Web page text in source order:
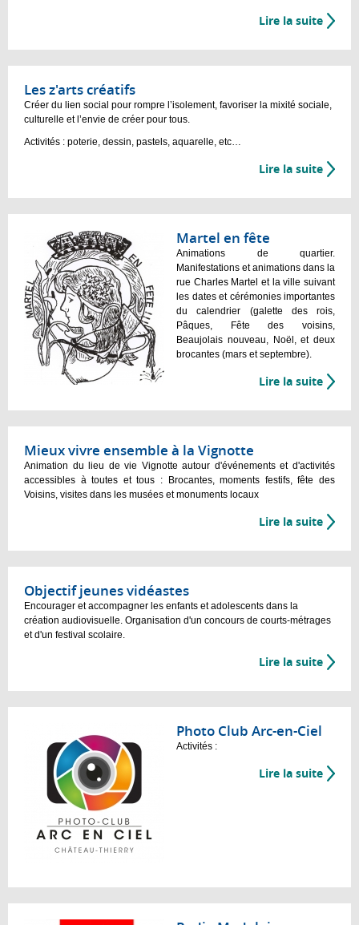
Lire la suite
Les z'arts créatifs
Créer du lien social pour rompre l’isolement, favoriser la mixité sociale,
culturelle et l’envie de créer pour tous.
Activités : poterie, dessin, pastels, aquarelle, etc…
Lire la suite
Martel en fête
Animations de quartier.
Manifestations et animations dans la
rue Charles Martel et la ville suivant
les dates et cérémonies importantes
du calendrier (galette des rois,
Pâques, Fête des voisins,
Beaujolais nouveau, Noël, et deux
brocantes (mars et septembre).
Lire la suite
Mieux vivre ensemble à la Vignotte
Animation du lieu de vie Vignotte autour d'événements et d'activités
accessibles à toutes et tous : Brocantes, moments festifs, fête des
Voisins, visites dans les musées et monuments locaux
Lire la suite
Objectif jeunes vidéastes
Encourager et accompagner les enfants et adolescents dans la
création audiovisuelle. Organisation d'un concours de courts-métrages
et d'un festival scolaire.
Lire la suite
Photo Club Arc-en-Ciel
Activités :
Lire la suite